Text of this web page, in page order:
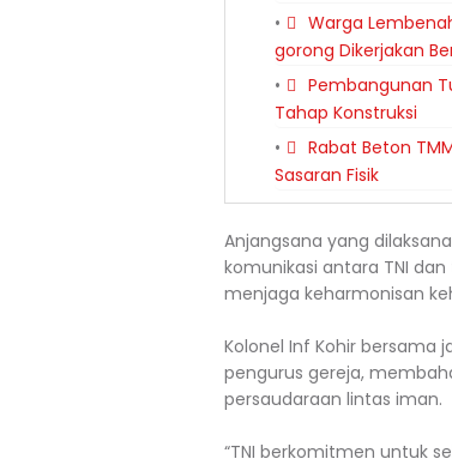
Warga
gorong Dikerjakan
Pembangunan
Tahap Konstruksi
Rabat Beton
Sasaran Fisik
Anjangsana yang
komunikasi antara TNI
menjaga keharmonisan
Kolonel Inf Kohir bersama
pengurus gereja,
persaudaraan lintas iman.
“TNI berkomitmen untuk